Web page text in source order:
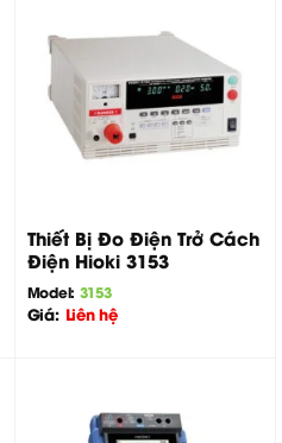
Thiết Bị Đo Điện Trở Cách
Điện Hioki 3153
Model: 3153
Giá: Liên hệ